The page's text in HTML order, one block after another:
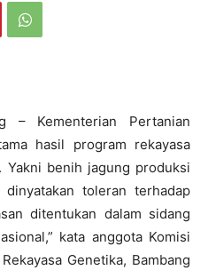
– Kementerian Pertanian
hasil program rekayasa
benih jagung produksi
toleran terhadap
ditentukan dalam sidang
kata anggota Komisi
Genetika, Bambang